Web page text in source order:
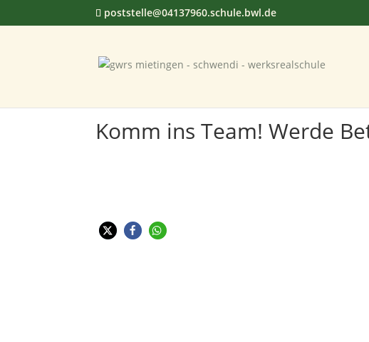
poststelle@04137960.schule.bwl.de
Komm ins Team! Werde